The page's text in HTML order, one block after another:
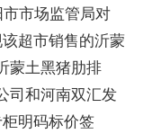
市场监管局对
超市销售的沂蒙
蒙土黑猪肋排
司和河南双汇发
明码标价签